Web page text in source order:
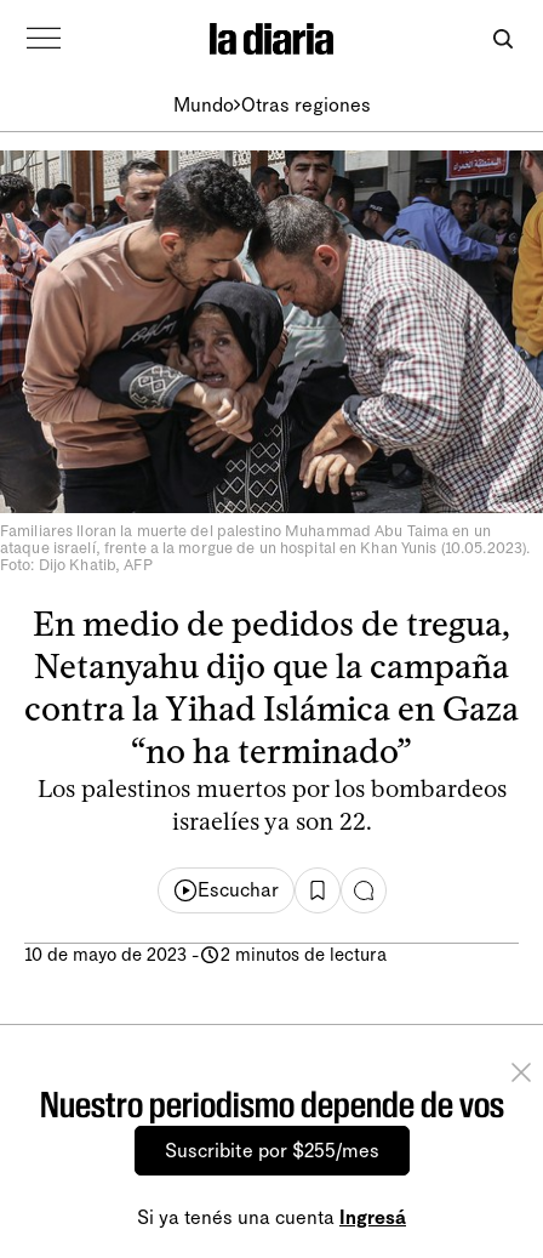
Mundo Otras regiones
Familiares lloran la muerte del palestino Muhammad Abu Taima en un
ataque israelí, frente a la morgue de un hospital en Khan Yunis (10.05.2023).
Foto: Dijo Khatib, AFP
En medio de pedidos de tregua,
Netanyahu dijo que la campaña
contra la Yihad Islámica en Gaza
“no ha terminado”
Los palestinos muertos por los bombardeos
israelíes ya son 22.
Escuchar
10 de mayo de 2023 - 2 minutos de lectura
Nuestro periodismo depende de vos
Suscribite por $255/mes
Si ya tenés una cuenta Ingresá